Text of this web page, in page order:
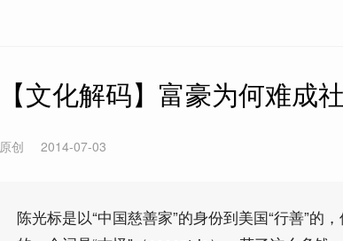
【文化解码】富豪为何难成
原创 2014-07-03
陈光标是以“中国慈善家”的身份到美国“行善”的